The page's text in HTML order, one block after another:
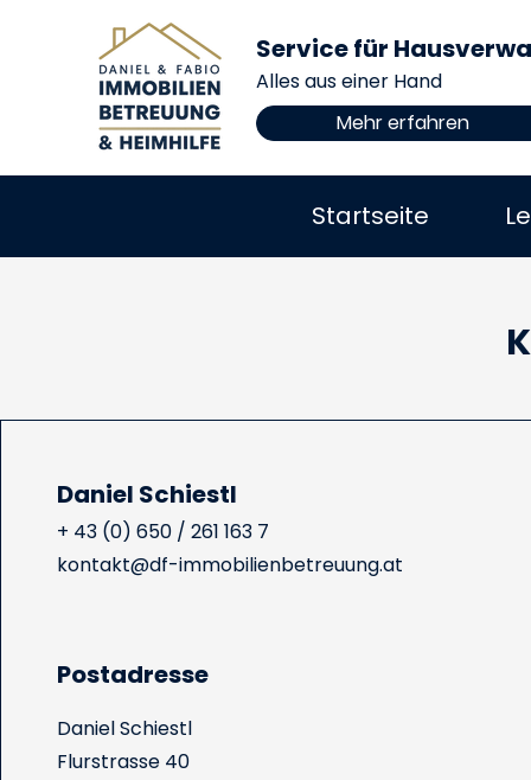
Service für
Alles aus einer Hand
Mehr erfahren
Startseite
Daniel Schiestl​​
+ 43 (0) 650 / 261 163 7
kontakt@df-immobilienbetreuung.at
Postadresse
Daniel Schiestl
Flurstrasse 40